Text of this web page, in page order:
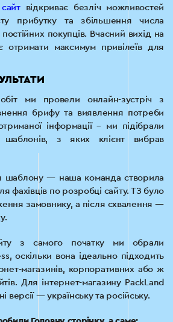
сайтвідкриває безліч можливостей
прибутку та збільшення числа
постійних покупців. Вчасний вихід на
отримати максимум привілеїв для
ми провели онлайн-зустріч з
брифу та виявлення потреби
інформації – ми підібрали
шаблонів, з яких клієнт вибрав
шаблону — наша команда створила
фахівців по розробці сайту. ТЗ було
замовнику, а після схвалення —
з самого початку ми обрали
оскільки вона ідеально підходить
магазинів, корпоративних або ж
Для інтернет-магазину PackLand
версії — українську та російську.